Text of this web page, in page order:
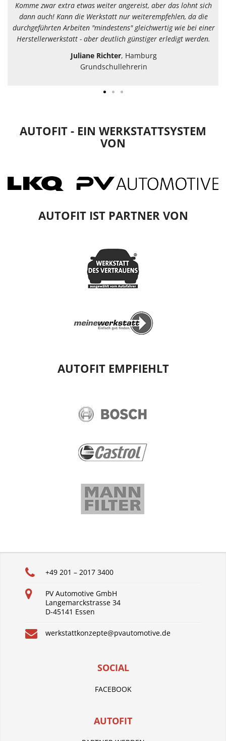
Komme zwar extra etwas weiter angereist, aber das lohnt sich
dann auch! Kann die Werkstatt nur weiterempfehlen, da die
durchgeführten Arbeiten "mindestens" gleichwertig wie bei einer
Herstellerwerkstatt - aber deutlich günstiger erledigt werden.
Juliane Richter, Hamburg
Grundschullehrerin
AUTOFIT - EIN WERKSTATTSYSTEM
VON
AUTOFIT IST PARTNER VON
AUTOFIT EMPFIEHLT
+49 201 – 2017 3400
PV Automotive GmbH
Langemarckstrasse 34
D-45141 Essen
werkstattkonzepte@pvautomotive.de
SOCIAL
FACEBOOK
AUTOFIT